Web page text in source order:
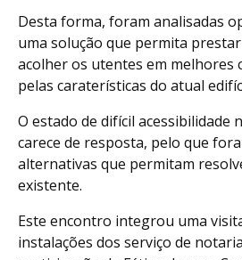
Desta forma, foram analisadas
uma solução que permita
acolher os utentes em melhores
pelas caraterísticas do atual
O estado de difícil acessibilidade
carece de resposta, pelo que
alternativas que permitam
existente.
Este encontro integrou uma
instalações dos serviço de